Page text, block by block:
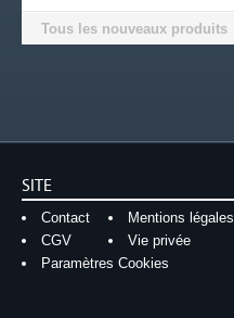
Tous les nouveaux produits
SITE
Contact
Mentions légales
CGV
Vie privée
Paramètres Cookies